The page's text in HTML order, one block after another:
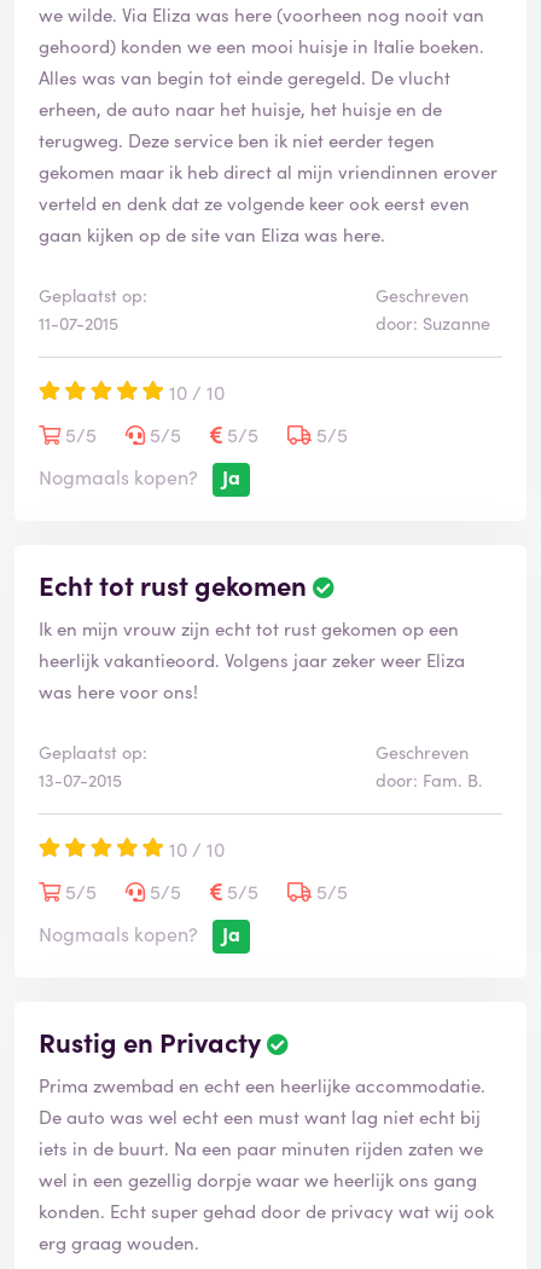
we wilde. Via Eliza was here (voorheen nog nooit van
gehoord) konden we een mooi huisje in Italie boeken.
Alles was van begin tot einde geregeld. De vlucht
erheen, de auto naar het huisje, het huisje en de
terugweg. Deze service ben ik niet eerder tegen
gekomen maar ik heb direct al mijn vriendinnen erover
verteld en denk dat ze volgende keer ook eerst even
gaan kijken op de site van Eliza was here.
Geplaatst op:
11-07-2015
Geschreven
door: Suzanne
10 / 10
5/5
5/5 5/5
5/5
Nogmaals kopen?
Ja
Echt tot rust gekomen
Ik en mijn vrouw zijn echt tot rust gekomen op een
heerlijk vakantieoord. Volgens jaar zeker weer Eliza
was here voor ons!
Geplaatst op:
13-07-2015
Geschreven
door: Fam. B.
10 / 10
5/5
5/5 5/5
5/5
Nogmaals kopen?
Ja
Rustig en Privacty
Prima zwembad en echt een heerlijke accommodatie.
De auto was wel echt een must want lag niet echt bij
iets in de buurt. Na een paar minuten rijden zaten we
wel in een gezellig dorpje waar we heerlijk ons gang
konden. Echt super gehad door de privacy wat wij ook
erg graag wouden.